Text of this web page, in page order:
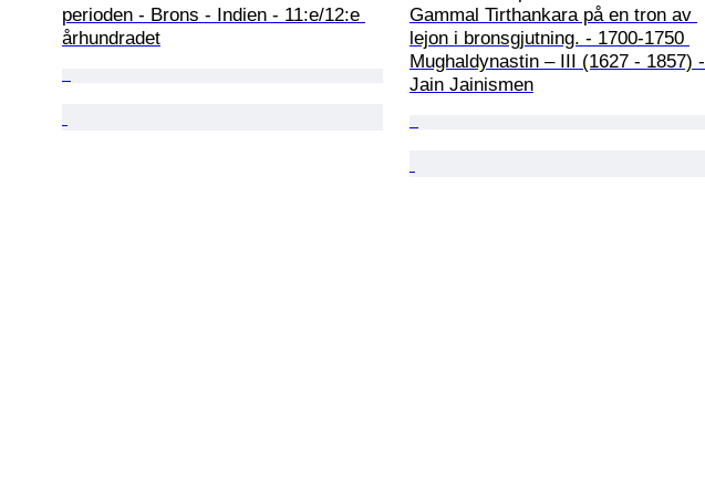
perioden - Brons - Indien - 11:e/12:e
århundradet
Gammal Tirthankara på en tron av
lejon i bronsgjutning. - 1700-1750
Mughaldynastin – III (1627 - 1857) -
Jain Jainismen